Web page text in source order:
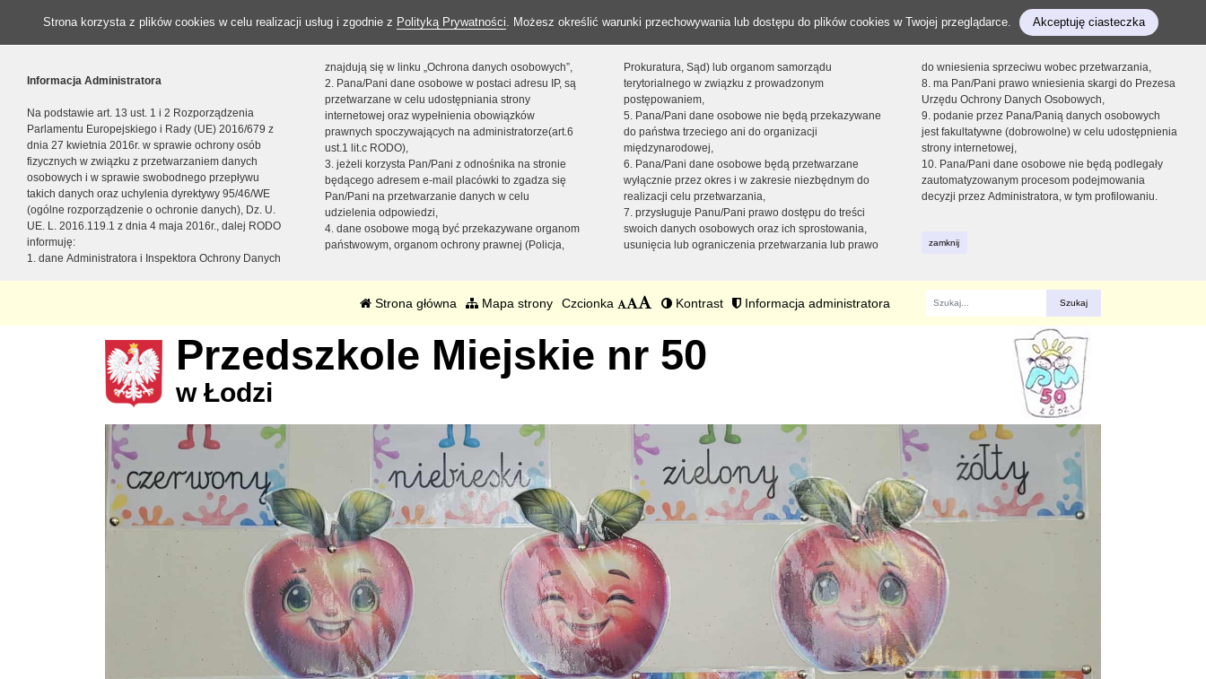
Strona korzysta z plików cookies w celu realizacji usług i zgodnie z Polityką Prywatności. Możesz określić warunki przechowywania lub dostępu do plików cookies w Twojej przeglądarce. Akceptuję ciasteczka
Informacja Administratora
Na podstawie art. 13 ust. 1 i 2 Rozporządzenia
Parlamentu Europejskiego i Rady (UE) 2016/679 z
dnia 27 kwietnia 2016r. w sprawie ochrony osób
fizycznych w związku z przetwarzaniem danych
osobowych i w sprawie swobodnego przepływu
takich danych oraz uchylenia dyrektywy 95/46/WE
(ogólne rozporządzenie o ochronie danych), Dz. U.
UE. L. 2016.119.1 z dnia 4 maja 2016r., dalej RODO
informuję:
1. dane Administratora i Inspektora Ochrony Danych
znajdują się w linku „Ochrona danych osobowych”,
2. Pana/Pani dane osobowe w postaci adresu IP, są
przetwarzane w celu udostępniania strony
internetowej oraz wypełnienia obowiązków
prawnych spoczywających na administratorze(art.6
ust.1 lit.c RODO),
3. jeżeli korzysta Pan/Pani z odnośnika na stronie
będącego adresem e-mail placówki to zgadza się
Pan/Pani na przetwarzanie danych w celu
udzielenia odpowiedzi,
4. dane osobowe mogą być przekazywane organom
państwowym, organom ochrony prawnej (Policja,
Prokuratura, Sąd) lub organom samorządu
terytorialnego w związku z prowadzonym
postępowaniem,
5. Pana/Pani dane osobowe nie będą przekazywane
do państwa trzeciego ani do organizacji
międzynarodowej,
6. Pana/Pani dane osobowe będą przetwarzane
wyłącznie przez okres i w zakresie niezbędnym do
realizacji celu przetwarzania,
7. przysługuje Panu/Pani prawo dostępu do treści
swoich danych osobowych oraz ich sprostowania,
usunięcia lub ograniczenia przetwarzania lub prawo
do wniesienia sprzeciwu wobec przetwarzania,
8. ma Pan/Pani prawo wniesienia skargi do Prezesa
Urzędu Ochrony Danych Osobowych,
9. podanie przez Pana/Panią danych osobowych
jest fakultatywne (dobrowolne) w celu udostępnienia
strony internetowej,
10. Pana/Pani dane osobowe nie będą podlegały
zautomatyzowanym procesom podejmowania
decyzji przez Administratora, w tym profilowaniu.
zamknij
Strona główna Mapa strony Czcionka Kontrast Informacja administratora
Fraza
Przedszkole Miejskie nr 50
w Łodzi